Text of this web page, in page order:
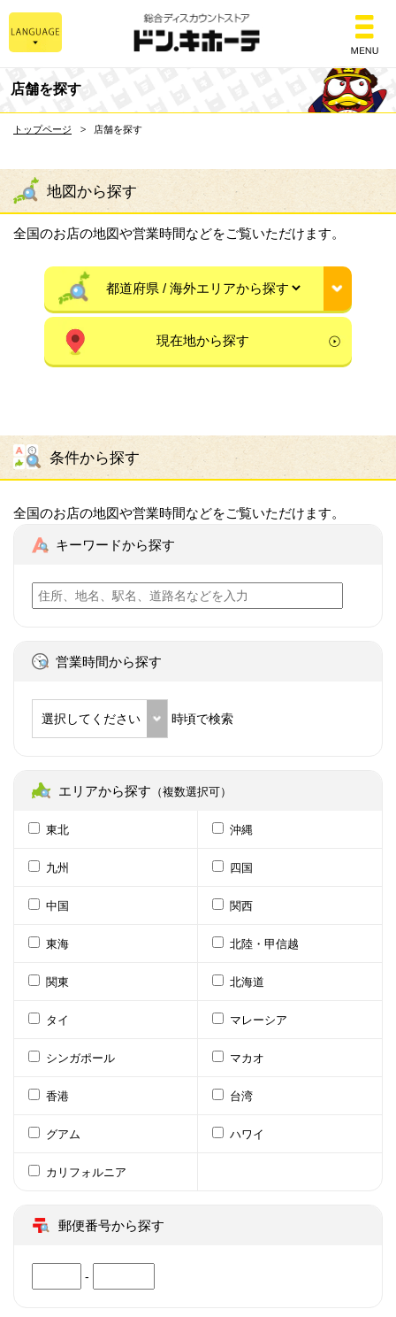
総合ディスカウント
店舗を探す
トップページ 店舗を探す
地図から探す
全国のお店の地図や営業時間などをご覧いただけます。
現在地から探す
条件から探す
全国のお店の地図や営業時間などをご覧いただけます。
キーワードから探す
営業時間から探す
選択してください 時頃で検索
エリアから探す （複数選択可）
東北 沖縄
九州 四国
中国 関西
東海 北陸・甲信越
関東 北海道
タイ マレーシア
シンガポール マカオ
香港 台湾
グアム ハワイ
カリフォルニア
郵便番号から探す
-